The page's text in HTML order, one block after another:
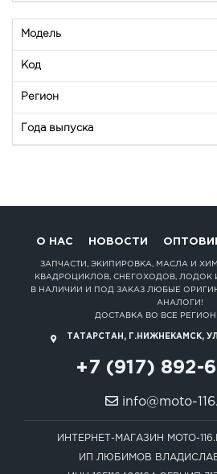
О НАС НОВОСТИ
ЗАПЧАСТИ, ЭКИПИРОВКА, МАСЛА И
КВАДРОЦИКЛОВ, СНЕГОХОДОВ,
В НАЛИЧИИ И ПОД ЗАКАЗ ЛЮБЫЕ
АНАЛОГИ!
ДОСТАВКА ВО ВСЕ
ТАТАРСТАН, Г.НИЖНЕКАМСК,
+7 (917) 892-
info@moto-
ИНТЕРНЕТ-МАГАЗИН MOTO-
ИП ЛЮБИМОВ